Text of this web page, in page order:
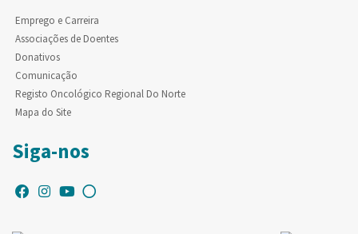
Emprego e Carreira
Associações de Doentes
Donativos
Comunicação
Registo Oncológico Regional Do Norte
Mapa do Site
Siga-nos